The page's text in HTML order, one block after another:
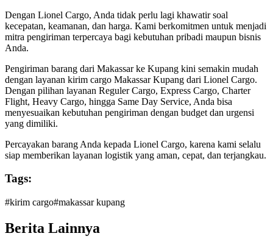
Dengan Lionel Cargo, Anda tidak perlu lagi khawatir soal
kecepatan, keamanan, dan harga. Kami berkomitmen untuk menjadi
mitra pengiriman terpercaya bagi kebutuhan pribadi maupun bisnis
Anda.
Pengiriman barang dari Makassar ke Kupang kini semakin mudah
dengan layanan kirim cargo Makassar Kupang dari Lionel Cargo.
Dengan pilihan layanan Reguler Cargo, Express Cargo, Charter
Flight, Heavy Cargo, hingga Same Day Service, Anda bisa
menyesuaikan kebutuhan pengiriman dengan budget dan urgensi
yang dimiliki.
Percayakan barang Anda kepada Lionel Cargo, karena kami selalu
siap memberikan layanan logistik yang aman, cepat, dan terjangkau.
Tags:
#kirim cargo#makassar kupang
Berita Lainnya